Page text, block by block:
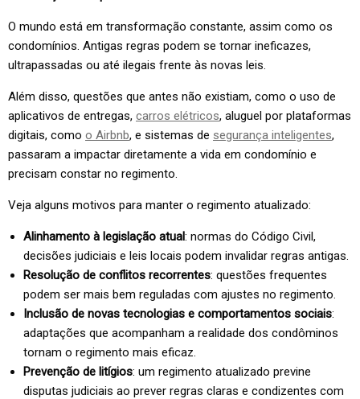
O mundo está em transformação constante, assim como os
condomínios. Antigas regras podem se tornar ineficazes,
ultrapassadas ou até ilegais frente às novas leis.
Além disso, questões que antes não existiam, como o uso de
aplicativos de entregas, carros elétricos, aluguel por plataformas
digitais, como o Airbnb, e sistemas de segurança inteligentes,
passaram a impactar diretamente a vida em condomínio e
precisam constar no regimento.
Veja alguns motivos para manter o regimento atualizado:
Alinhamento à legislação atual: normas do Código Civil,
decisões judiciais e leis locais podem invalidar regras antigas.
Resolução de conflitos recorrentes: questões frequentes
podem ser mais bem reguladas com ajustes no regimento.
Inclusão de novas tecnologias e comportamentos sociais:
adaptações que acompanham a realidade dos condôminos
tornam o regimento mais eficaz.
Prevenção de litígios: um regimento atualizado previne
disputas judiciais ao prever regras claras e condizentes com